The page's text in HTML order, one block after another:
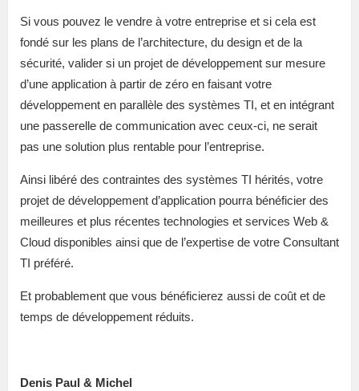
Si vous pouvez le vendre à votre entreprise et si cela est
fondé sur les plans de l’architecture, du design et de la
sécurité, valider si un projet de développement sur mesure
d’une application à partir de zéro en faisant votre
développement en parallèle des systèmes TI, et en intégrant
une passerelle de communication avec ceux-ci, ne serait
pas une solution plus rentable pour l’entreprise.
Ainsi libéré des contraintes des systèmes TI hérités, votre
projet de développement d’application pourra bénéficier des
meilleures et plus récentes technologies et services Web &
Cloud disponibles ainsi que de l’expertise de votre Consultant
TI préféré.
Et probablement que vous bénéficierez aussi de coût et de
temps de développement réduits.
Denis Paul & Michel